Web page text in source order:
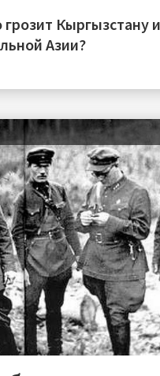
грозит Кыргызстану
Азии?